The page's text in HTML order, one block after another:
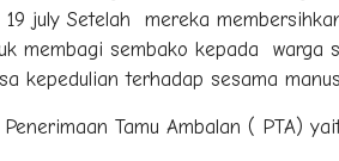
july Setelah mereka
membagi sembako kepada warga
kepedulian terhadap sesama
Tamu Ambalan ( PTA)